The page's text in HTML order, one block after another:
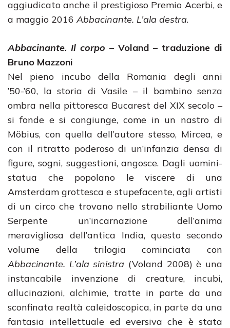
aggiudicato anche il prestigioso Premio Acerbi, e
a maggio 2016Abbacinante. L’ala destra.
Abbacinante. Il corpo – Voland – traduzione di
Bruno Mazzoni
Nel pieno incubo della Romania degli anni
’50-’60, la storia di Vasile – il bambino senza
ombra nella pittoresca Bucarest del XIX secolo –
si fonde e si congiunge, come in un nastro di
Möbius, con quella dell’autore stesso, Mircea, e
con il ritratto poderoso di un’infanzia densa di
figure, sogni, suggestioni, angosce. Dagli uomini-
statua che popolano le viscere di una
Amsterdam grottesca e stupefacente, agli artisti
di un circo che trovano nello strabiliante Uomo
Serpente un’incarnazione dell’anima
meravigliosa dell’antica India, questo secondo
volume della trilogia cominciata con
Abbacinante. L’ala sinistra (Voland 2008) è una
instancabile invenzione di creature, incubi,
allucinazioni, alchimie, tratte in parte da una
sconfinata realtà caleidoscopica, in parte da una
fantasia intellettuale ed eversiva che è stata